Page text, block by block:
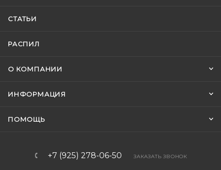
СТАТЬИ
РАСПИЛ
О КОМПАНИИ
ИНФОРМАЦИЯ
ПОМОЩЬ
+7 (925) 278-06-50 ЗАКАЗАТЬ ЗВОНОК